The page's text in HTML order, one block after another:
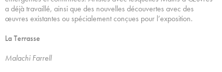
a déjà travaillé, ainsi que des nouvelles découvertes avec des
œuvres existantes ou spécialement conçues pour l’exposition.
La Terrasse
Malachi Farrell